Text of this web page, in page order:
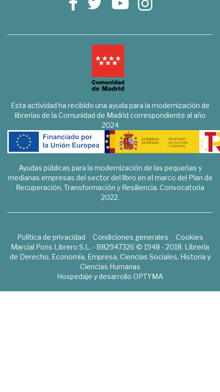
Esta actividad ha recibido una ayuda para la modernización de
librerías de la Comunidad de Madrid correspondiente al año
2024
Ayudas públicas para la modernización de las pequeñas y
medianas empresas del sector del libro en el marco del Plan de
Recuperación, Transformación y Resiliencia. Convocatoria
2022.
Política de privacidad Condiciones generales
Cookies
Marcial Pons Librero S.L. - B82947326 © 1948 - 2018. Librería
de Derecho, Economía, Empresa, Ciencias Sociales, Historia y
Ciencias Humanas
Hospedaje y desarrollo OPTYMA